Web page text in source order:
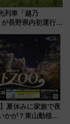
列車「越乃
長野県内初運行！
夏休みに家族で夜
かが？東山動植物